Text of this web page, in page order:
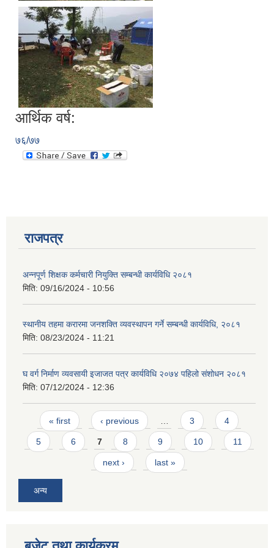
आर्थिक वर्ष:
७६/७७
राजपत्र
अन्नपूर्ण शिक्षक कर्मचारी नियुक्ति सम्बन्धी कार्यविधि २०८१
मिति: 09/16/2024 - 10:56
स्थानीय तहमा करारमा जनशक्ति व्यवस्थापन गर्ने सम्बन्धी कार्यविधि, २०८१
मिति: 08/23/2024 - 11:21
घ वर्ग निर्माण व्यवसायी इजाजत पत्र कार्यविधि २०७४ पहिलो संशोधन २०८१
मिति: 07/12/2024 - 12:36
Pages
« first ‹ previous 3 4
5 6 7 8 9 10 11
next › last »
अन्य